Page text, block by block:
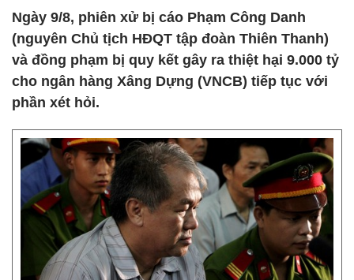
Ngày 9/8, phiên xử bị cáo Phạm Công Danh
(nguyên Chủ tịch HĐQT tập đoàn Thiên Thanh)
và đồng phạm bị quy kết gây ra thiệt hại 9.000 tỷ
cho ngân hàng Xâng Dựng (VNCB) tiếp tục với
phần xét hỏi.